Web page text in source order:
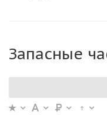
Запасные